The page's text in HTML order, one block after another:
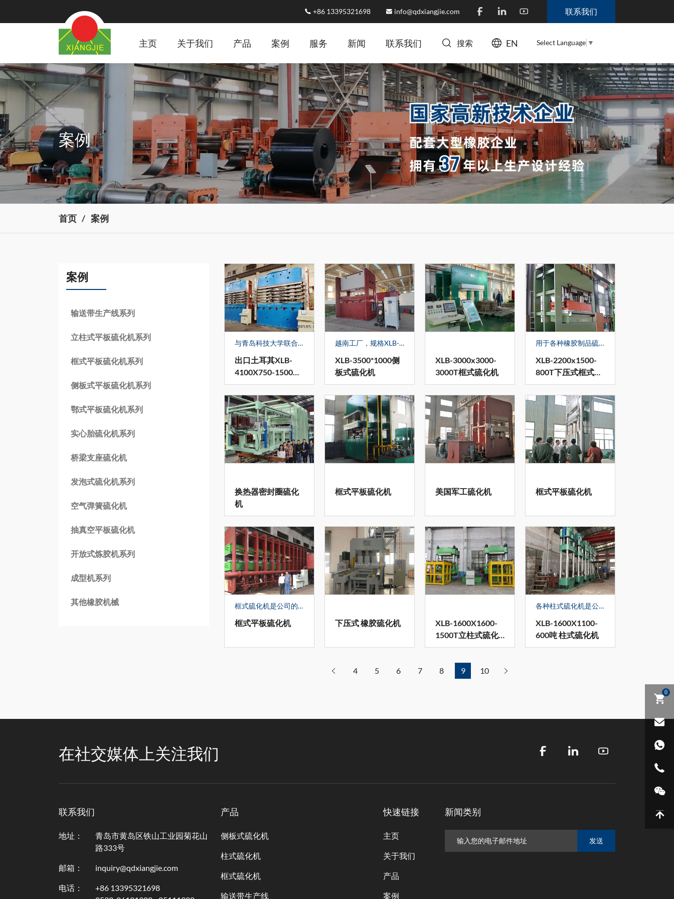
联系我们
+86 13395321698 info@qdxiangjie.com
Select Language ▼
EN
搜索
主页 关于我们 产品 案例 服务 新闻 联系我们
案例
首页 案例
案例
输送带生产线系列
立柱式平板硫化机系列
框式平板硫化机系列
侧板式平板硫化机系列
鄂式平板硫化机系列
实心胎硫化机系列
桥梁支座硫化机
发泡式硫化机系列
空气弹簧硫化机
抽真空平板硫化机
开放式炼胶机系列
成型机系列
其他橡胶机械
与青岛科技大学联合研发的侧板式硫化机，也是公司的主导产品之一，共获得了3项国家专利。产品生产规模及研发技术水平稳居同行业前茅。 近几年来，先后为河北泰威公司一次生产33台各种规格的侧板硫化机；为卡摩拉--速立达公司一次生产20多台侧板式实芯胎硫化机为美国几家公司生产20多台大吨位的侧板硫化机。
出口土耳其XLB-
4100X750-1500吨
侧板式硫化机
越南工厂，规格XLB-3500*1000侧板式硫化机
XLB-3500*1000侧
板式硫化机
XLB-3000x3000-
3000T框式硫化机
用于各种橡胶制品硫化 四缸下压式设计压力均匀。下压式结构，设备工作面低，工作面稳定适合连续硫化。 液压站上置，节约空间。
XLB-2200x1500-
800T下压式框式硫
化机
换热器密封圈硫化
机
框式平板硫化机 美国军工硫化机 框式平板硫化机
框式硫化机是公司的基础产品，可根据用户的不同要求，设计生产各种非标硫化机，结合现在先进的生产制造技术，在上升/下降速度、硫化时间、温度、保温装置及辅助工作台、推拉模等，均做到了优化设计，产品获得了6项专利（ZL201621494483.6/ZL201821549939.3/ZL2018215491207/ZL201821550132.1/ZL201821549118.X），其中：公司为国内军工企业生产的XLB-Q1500*2700*4/30MN多层硫化机，可用于生产航天隔热材料，产品获得了国家发明专利(ZL201510246759.2)。
框式平板硫化机 下压式 橡胶硫化机
XLB-1600X1600-
1500T立柱式硫化
机
各种柱式硫化机是公司的主导产品之一，有4种产品获得了国家专利，2018年，我公司生产的柱式平板硫化机获得了青岛市2018年度《专精新特产品》。产品畅销全国各地，并出口到世界100多个国家和地区。其中，与国外一家世界500强企业建立了长期的产品供需关系,几年来先后为该公司提供了大批硫化机设备；为衡水衡橡科技公司、衡水振泰公司生产各种规格柱式平板硫化机几十台；为南非多家企业出口大型平板硫化机。
XLB-1600X1100-
600吨 柱式硫化机
4 5 6 7 8 9 10
在社交媒体上关注我们
联系我们
地址：
青岛市黄岛区铁山工业园菊花山
路333号
邮箱： inquiry@qdxiangjie.com
电话：
+86 13395321698
产品
侧板式硫化机
柱式硫化机
框式硫化机
输送带生产线
快速链接
主页
关于我们
产品
案例
新闻类别
发送
0